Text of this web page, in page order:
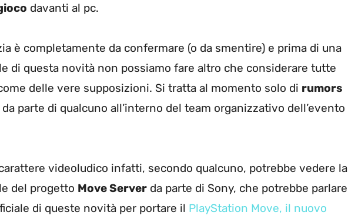
davanti al pc.
è completamente da confermare (o da smentire) e prima di una
di questa novità non possiamo fare altro che considerare tutte
delle vere supposizioni. Si tratta al momento solo di rumors
parte di qualcuno all’interno del team organizzativo dell’evento
videoludico infatti, secondo qualcuno, potrebbe vedere la
del progetto Move Server da parte di Sony, che potrebbe parlare
di queste novità per portare il PlayStation Move, il nuovo